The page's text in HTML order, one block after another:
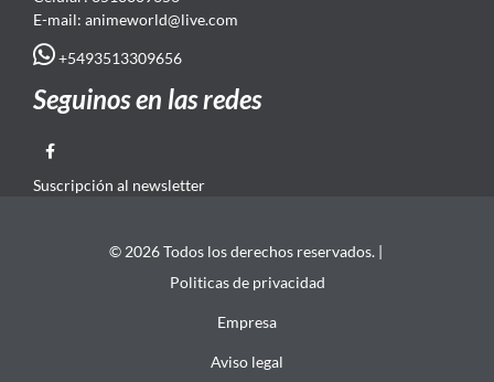
E-mail: animeworld@live.com
+5493513309656
Seguinos en las redes
Suscripción al newsletter
© 2026 Todos los derechos reservados. |
Politicas de privacidad
Empresa
Aviso legal